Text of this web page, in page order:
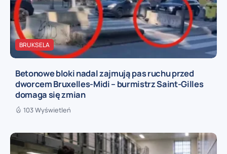
BRUKSELA
Betonowe bloki nadal zajmują pas ruchu przed
dworcem Bruxelles-Midi – burmistrz Saint-Gilles
domaga się zmian
103 Wyświetleń